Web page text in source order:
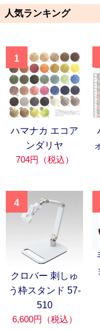
人気ランキング
1
ハマナカ エコア
ンダリヤ
704円（税込）
4
クロバー 刺しゅ
う枠スタンド 57-
510
6,600円（税込）